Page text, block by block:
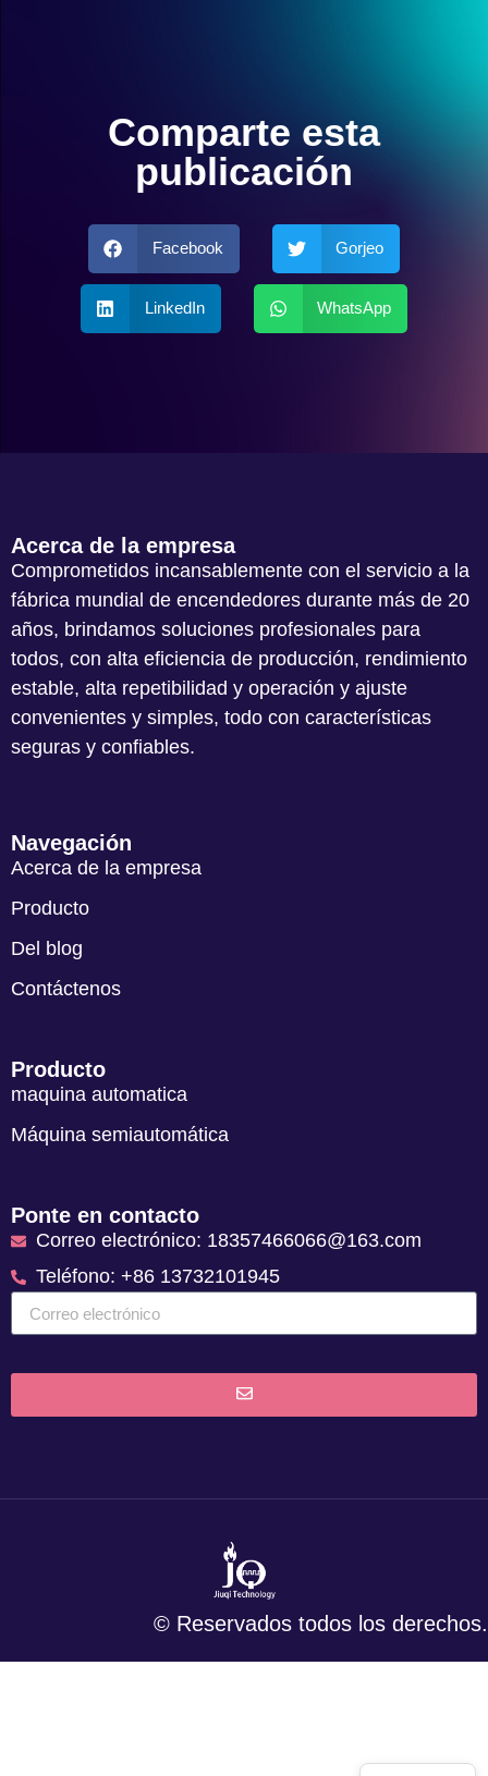
Comparte esta
publicación
Facebook Gorjeo
LinkedIn WhatsApp
Acerca de la empresa
Comprometidos incansablemente con el servicio a la
fábrica mundial de encendedores durante más de 20
años, brindamos soluciones profesionales para
todos, con alta eficiencia de producción, rendimiento
estable, alta repetibilidad y operación y ajuste
convenientes y simples, todo con características
seguras y confiables.
Navegación
Acerca de la empresa
Producto
Del blog
Contáctenos
Producto
maquina automatica
Máquina semiautomática
Ponte en contacto
Correo electrónico: 18357466066@163.com
Teléfono: +86 13732101945
© Reservados todos los derechos.